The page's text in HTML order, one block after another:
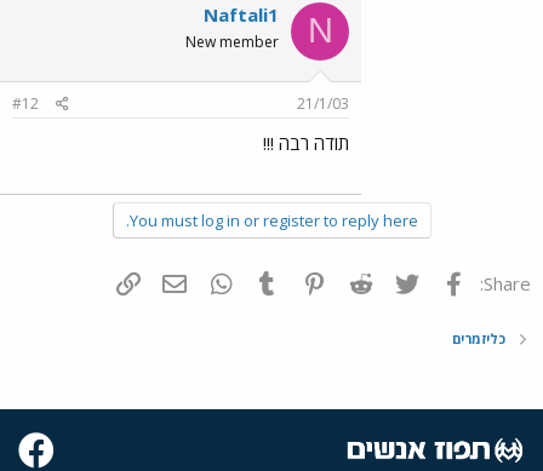
N
Naftali1
New member
21/1/03
#12
תודה רבה !!!
You must log in or register to reply here.
Share: פייסבוק Twitter
Reddit
Pinterest
Tumblr
WhatsAppדואר אלקטרוני
כליזמרים